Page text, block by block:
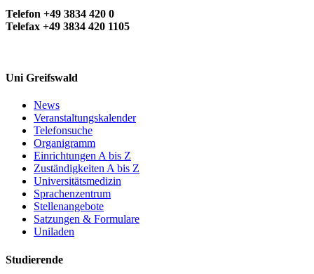
Telefon +49 3834 420 0
Telefax +49 3834 420 1105
Uni Greifswald
News
Veranstaltungskalender
Telefonsuche
Organigramm
Einrichtungen A bis Z
Zuständigkeiten A bis Z
Universitätsmedizin
Sprachenzentrum
Stellenangebote
Satzungen & Formulare
Uniladen
Studierende